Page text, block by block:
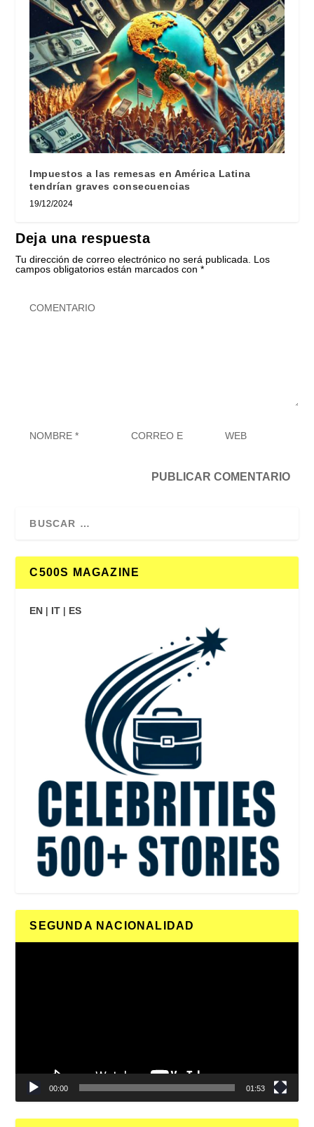
Impuestos a las remesas en América Latina
tendrían graves consecuencias
19/12/2024
Deja una respuesta
Tu dirección de correo electrónico no será publicada.
Los
campos obligatorios están marcados con*
C500S MAGAZINE
EN | IT | ES
SEGUNDA NACIONALIDAD
00:00 01:53